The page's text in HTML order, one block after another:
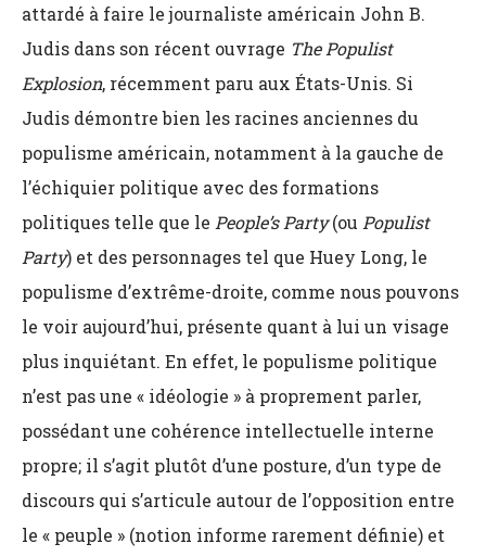
attardé à faire le journaliste américain John B.
Judis dans son récent ouvrage The Populist
Explosion, récemment paru aux États-Unis. Si
Judis démontre bien les racines anciennes du
populisme américain, notamment à la gauche de
l’échiquier politique avec des formations
politiques telle que le People’s Party(ou Populist
Party) et des personnages tel que Huey Long, le
populisme d’extrême-droite, comme nous pouvons
le voir aujourd’hui, présente quant à lui un visage
plus inquiétant. En effet, le populisme politique
n’est pas une « idéologie » à proprement parler,
possédant une cohérence intellectuelle interne
propre; il s’agit plutôt d’une posture, d’un type de
discours qui s’articule autour de l’opposition entre
le « peuple » (notion informe rarement définie) et